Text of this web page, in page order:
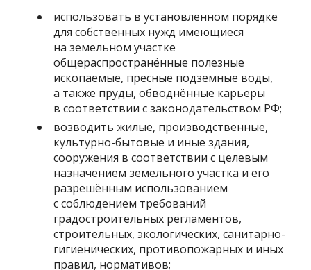
использовать в установленном порядке
для собственных нужд имеющиеся
на земельном участке
общераспространённые полезные
ископаемые, пресные подземные воды,
а также пруды, обводнённые карьеры
в соответствии с законодательством РФ;
возводить жилые, производственные,
культурно-бытовые и иные здания,
сооружения в соответствии с целевым
назначением земельного участка и его
разрешённым использованием
с соблюдением требований
градостроительных регламентов,
строительных, экологических, санитарно-
гигиенических, противопожарных и иных
правил, нормативов;